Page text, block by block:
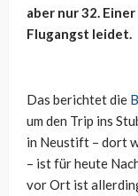
aber nur 32.
Flugangst leidet.
Das berichtet die
um den Trip ins
in Neustift – dort
– ist für heute
vor Ort ist